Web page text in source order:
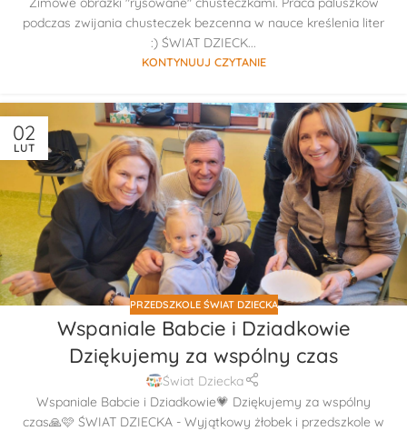
podczas zwijania chusteczek bezcenna w nauce kreślenia liter
:) ŚWIAT DZIECK...
KONTYNUUJ CZYTANIE
02
LUT
PRZEDSZKOLE ŚWIAT DZIECKA
Wspaniale Babcie i Dziadkowie
Dziękujemy za wspólny czas
Świat Dziecka
Wspaniale Babcie i Dziadkowie💗 Dziękujemy za wspólny
czas🙏🩷 ŚWIAT DZIECKA - Wyjątkowy żłobek i przedszkole w